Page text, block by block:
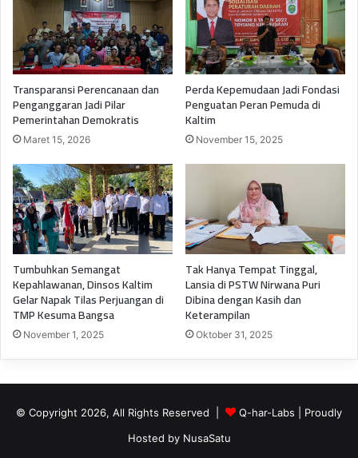
Transparansi Perencanaan dan
Penganggaran Jadi Pilar
Pemerintahan Demokratis
Maret 15, 2026
Perda Kepemudaan Jadi Fondasi
Penguatan Peran Pemuda di
Kaltim
November 15, 2025
Tumbuhkan Semangat
Kepahlawanan, Dinsos Kaltim
Gelar Napak Tilas Perjuangan di
TMP Kesuma Bangsa
November 1, 2025
Tak Hanya Tempat Tinggal,
Lansia di PSTW Nirwana Puri
Dibina dengan Kasih dan
Keterampilan
Oktober 31, 2025
© Copyright 2026, All Rights Reserved | Q-har-Labs | Proudly
Hosted by NusaSatu